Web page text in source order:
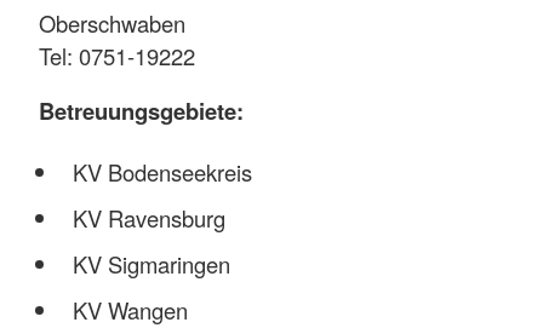
Oberschwaben
Tel: 0751-19222
Betreuungsgebiete:
KV Bodenseekreis
KV Ravensburg
KV Sigmaringen
KV Wangen